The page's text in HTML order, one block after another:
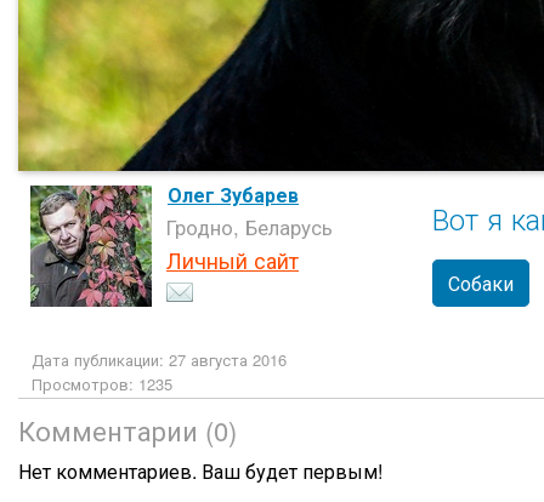
Олег Зубарев
Гродно, Беларусь
Личный сайт
Вот я
Собаки
Дата публикации: 27 августа 2016
Просмотров: 1235
Комментарии (0)
Нет комментариев. Ваш будет первым!